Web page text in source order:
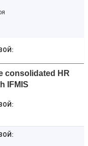
consolidated HR
IFMIS